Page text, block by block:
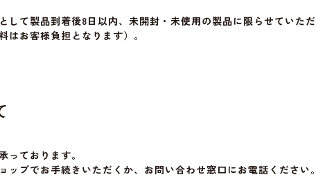
して製品到着後8日以内、未開封・未使用の製品に限らせていた
はお客様負担となります）。
っております。
ップでお手続きいただくか、お問い合わせ窓口にお電話ください。